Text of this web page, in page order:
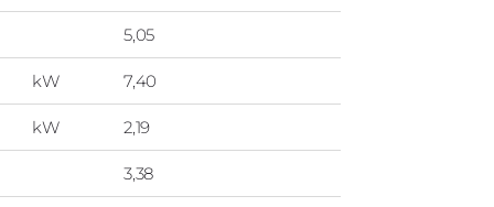
5,05
kW 7,40
kW 2,19
3,38